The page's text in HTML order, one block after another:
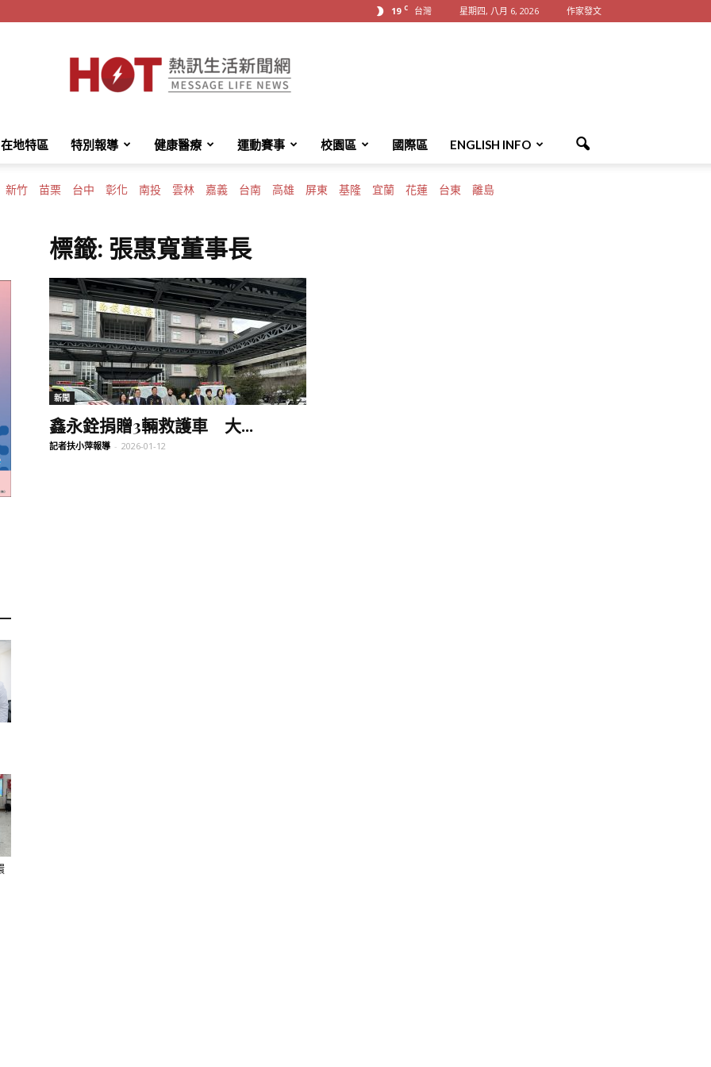
19 C 台灣 星期四, 八月 6, 2026 作家發文
HotMessage
熱
訊
在地特區 特別報導 健康醫療 運動賽事 校園區 國際區 ENGLISH INFO
新竹 苗栗 台中 彰化 南投 雲林 嘉義 台南 高雄 屏東 基隆 宜蘭 花蓮 台東 離島
標籤: 張惠寬董事長
新聞
鑫永銓捐贈3輛救護車 大...
記者扶小萍報導 - 2026-01-12